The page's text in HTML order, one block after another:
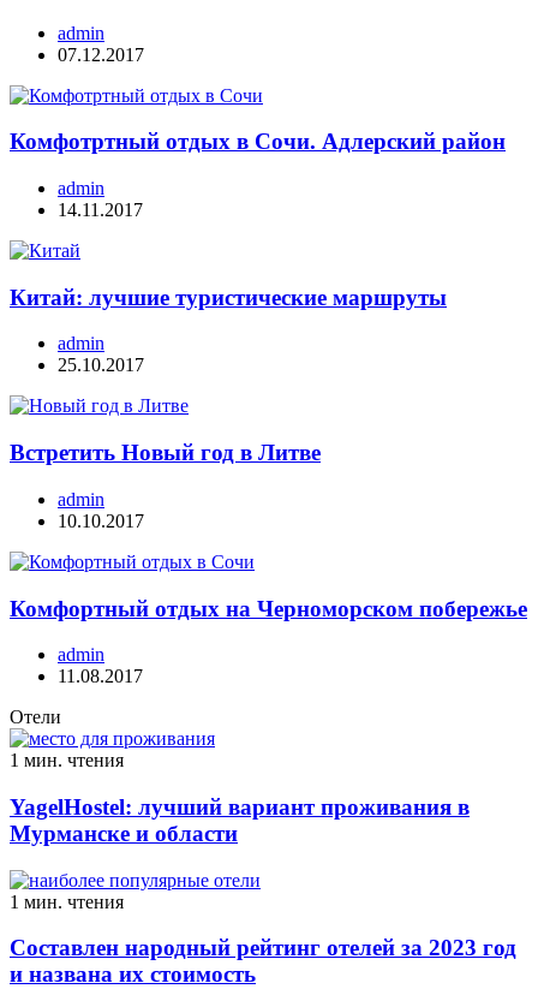
admin
07.12.2017
Комфотртный отдых в Сочи. Адлерский район
admin
14.11.2017
Китай: лучшие туристические маршруты
admin
25.10.2017
Встретить Новый год в Литве
admin
10.10.2017
Комфортный отдых на Черноморском побережье
admin
11.08.2017
Отели
1 мин. чтения
YagelHostel: лучший вариант проживания в
Мурманске и области
1 мин. чтения
Составлен народный рейтинг отелей за 2023 год
и названа их стоимость